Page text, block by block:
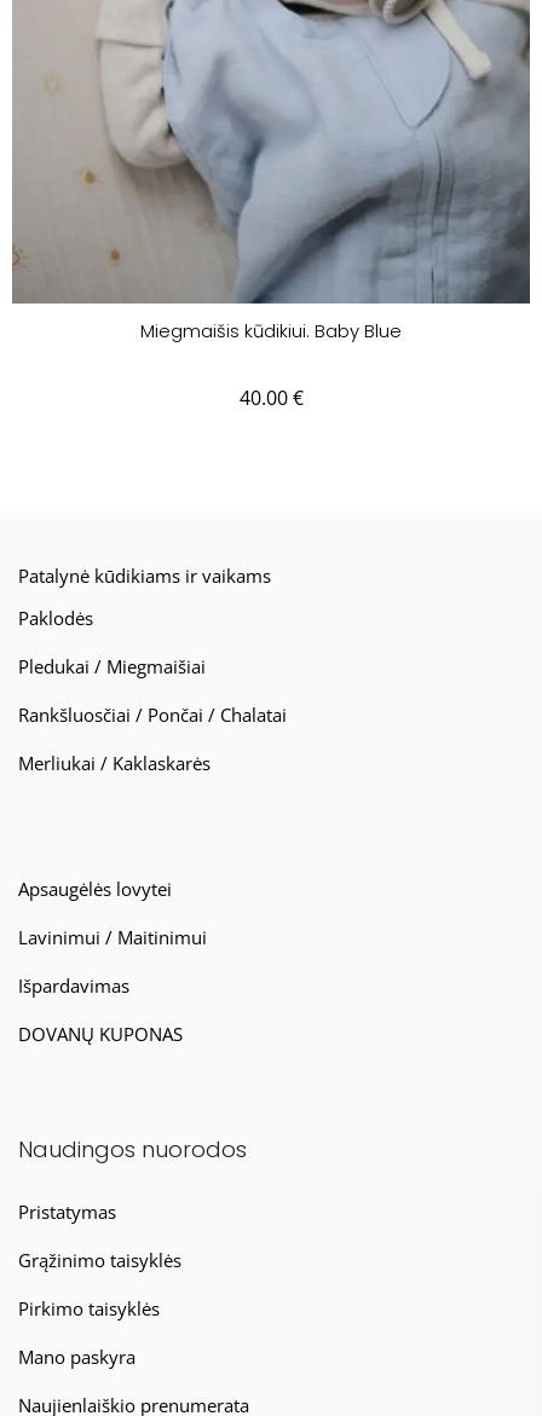
Miegmaišis kūdikiui. Baby Blue
40.00€
Patalynė kūdikiams ir vaikams
Paklodės
Pledukai / Miegmaišiai
Rankšluosčiai / Pončai / Chalatai
Merliukai / Kaklaskarės
Apsaugėlės lovytei
Lavinimui / Maitinimui
Išpardavimas
DOVANŲ KUPONAS
Naudingos nuorodos
Pristatymas
Grąžinimo taisyklės
Pirkimo taisyklės
Mano paskyra
Naujienlaiškio prenumerata